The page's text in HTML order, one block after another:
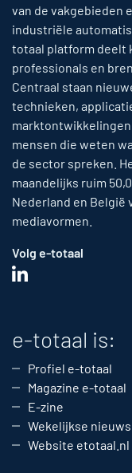
van de vakgebieden
industriële
totaal platform deelt
professionals en
Centraal staan
technieken,
mensen die weten
de sector spreken.
maandelijks ruim
Nederland en België
mediavormen.
Volg e-totaal
e-totaal is:
Profiel e-totaal
Magazine e-totaal
E-zine
Wekelijkse
Website etotaal.nl